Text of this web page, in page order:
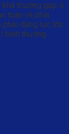
khá thường gặp ở
toàn về phía
dùng lực lớn
bình thường.